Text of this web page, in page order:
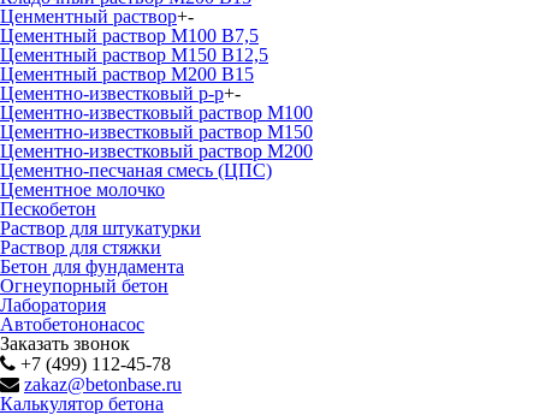
Ценментный раствор+-
Цементный раствор М100 B7,5
Цементный раствор М150 B12,5
Цементный раствор М200 B15
Цементно-известковый р-р+-
Цементно-известковый раствор М100
Цементно-известковый раствор М150
Цементно-известковый раствор М200
Цементно-песчаная смесь (ЦПС)
Цементное молочко
Пескобетон
Раствор для штукатурки
Раствор для стяжки
Бетон для фундамента
Огнеупорный бетон
Лаборатория
Автобетононасос
Заказать звонок
+7 (499) 112-45-78
zakaz@betonbase.ru
Калькулятор бетона